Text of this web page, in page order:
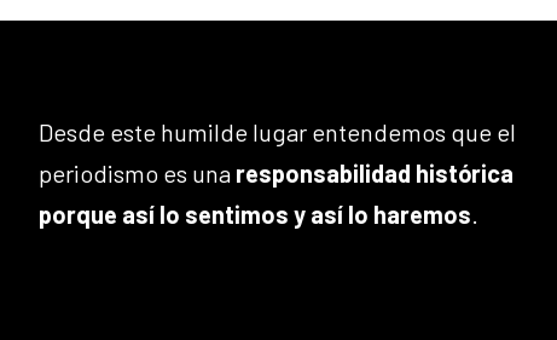
Desde este humilde lugar entendemos que el
periodismo es una responsabilidad histórica
porque así lo sentimos y así lo haremos